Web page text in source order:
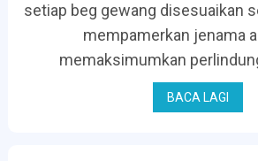
setiap beg gewang disesuaikan
mempamerkan jenama
memaksimumkan
BACA LAGI